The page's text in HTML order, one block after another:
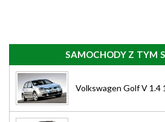
SAMOCHODY Z TYM
Volkswagen Golf V 1.4